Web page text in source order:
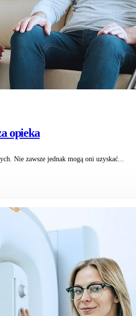
opieka
Nie zawsze jednak mogą oni uzyskać...